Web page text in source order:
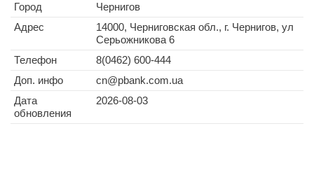
Город
Чернигов
Адрес
14000, Черниговская обл., г. Чернигов, ул
Серьожникова 6
Телефон
8(0462) 600-444
Доп. инфо
cn@pbank.com.ua
Дата
обновления
2026-08-03